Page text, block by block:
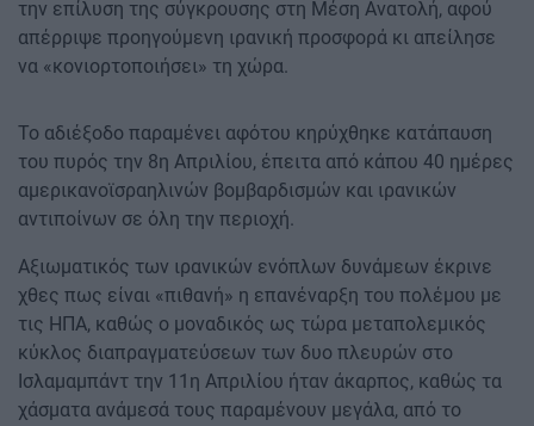
την επίλυση της σύγκρουσης στη Μέση Ανατολή, αφού
απέρριψε προηγούμενη ιρανική προσφορά κι απείλησε
να «κονιορτοποιήσει» τη χώρα.
Το αδιέξοδο παραμένει αφότου κηρύχθηκε κατάπαυση
του πυρός την 8η Απριλίου, έπειτα από κάπου 40 ημέρες
αμερικανοϊσραηλινών βομβαρδισμών και ιρανικών
αντιποίνων σε όλη την περιοχή.
Αξιωματικός των ιρανικών ενόπλων δυνάμεων έκρινε
χθες πως είναι «πιθανή» η επανέναρξη του πολέμου με
τις ΗΠΑ, καθώς ο μοναδικός ως τώρα μεταπολεμικός
κύκλος διαπραγματεύσεων των δυο πλευρών στο
Ισλαμαμπάντ την 11η Απριλίου ήταν άκαρπος, καθώς τα
χάσματα ανάμεσά τους παραμένουν μεγάλα, από το